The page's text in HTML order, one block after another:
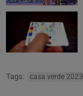
Tags: casa verde 2023